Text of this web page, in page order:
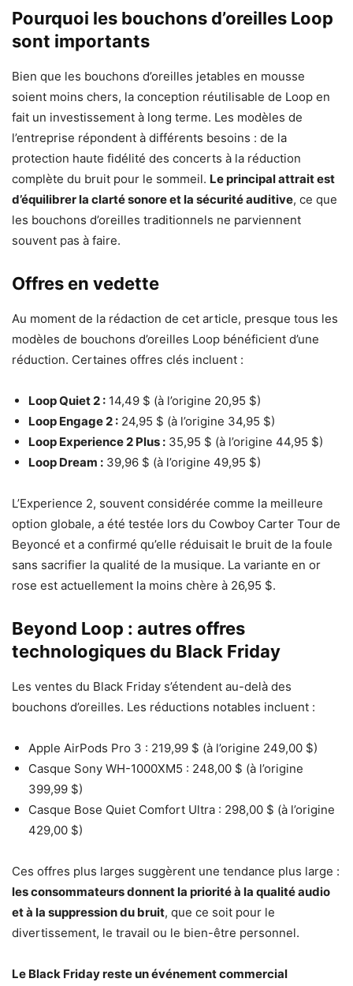
Pourquoi les bouchons d’oreilles Loop
sont importants
Bien que les bouchons d’oreilles jetables en mousse
soient moins chers, la conception réutilisable de Loop en
fait un investissement à long terme. Les modèles de
l’entreprise répondent à différents besoins : de la
protection haute fidélité des concerts à la réduction
complète du bruit pour le sommeil. Le principal attrait est
d’équilibrer la clarté sonore et la sécurité auditive, ce que
les bouchons d’oreilles traditionnels ne parviennent
souvent pas à faire.
Offres en vedette
Au moment de la rédaction de cet article, presque tous les
modèles de bouchons d’oreilles Loop bénéficient d’une
réduction. Certaines offres clés incluent :
Loop Quiet 2 : 14,49 $ (à l’origine 20,95 $)
Loop Engage 2 : 24,95 $ (à l’origine 34,95 $)
Loop Experience 2 Plus : 35,95 $ (à l’origine 44,95 $)
Loop Dream : 39,96 $ (à l’origine 49,95 $)
L’Experience 2, souvent considérée comme la meilleure
option globale, a été testée lors du Cowboy Carter Tour de
Beyoncé et a confirmé qu’elle réduisait le bruit de la foule
sans sacrifier la qualité de la musique. La variante en or
rose est actuellement la moins chère à 26,95 $.
Beyond Loop : autres offres
technologiques du Black Friday
Les ventes du Black Friday s’étendent au-delà des
bouchons d’oreilles. Les réductions notables incluent :
Apple AirPods Pro 3 : 219,99 $ (à l’origine 249,00 $)
Casque Sony WH-1000XM5 : 248,00 $ (à l’origine
399,99 $)
Casque Bose Quiet Comfort Ultra : 298,00 $ (à l’origine
429,00 $)
Ces offres plus larges suggèrent une tendance plus large :
les consommateurs donnent la priorité à la qualité audio
et à la suppression du bruit, que ce soit pour le
divertissement, le travail ou le bien-être personnel.
Le Black Friday reste un événement commercial